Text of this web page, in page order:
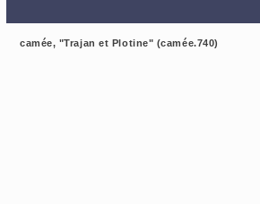
camée, "Trajan et Plotine" (camée.740)